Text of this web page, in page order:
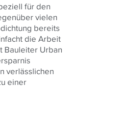
für den
vielen
bereits
die Arbeit
Bauleiter Urban
verlässlichen
einer